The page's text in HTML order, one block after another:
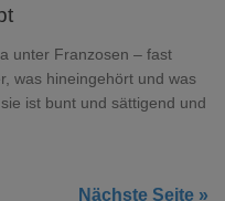
unter Franzosen – fast
was hineingehört und was
ist bunt und sättigend und
Nächste Seite »